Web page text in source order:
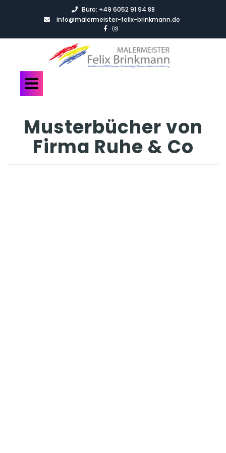
Büro: +49 6052 91 94 88
info@malermeister-felix-brinkmann.de
Musterbücher von
Firma Ruhe & Co